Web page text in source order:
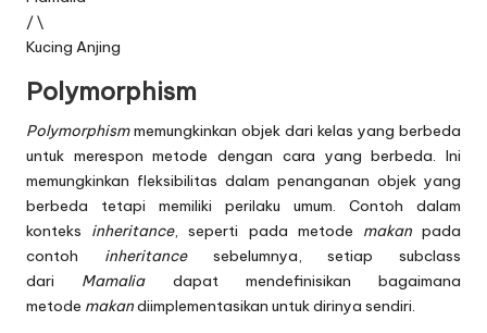
/ \
Kucing Anjing
Polymorphism
Polymorphismmemungkinkan objek dari kelas yang berbeda
untuk merespon metode dengan cara yang berbeda. Ini
memungkinkan fleksibilitas dalam penanganan objek yang
berbeda tetapi memiliki perilaku umum. Contoh dalam
konteks inheritance, seperti pada metode makanpada
contoh inheritancesebelumnya, setiap subclass
dari Mamaliadapat mendefinisikan bagaimana
metode makandiimplementasikan untuk dirinya sendiri.